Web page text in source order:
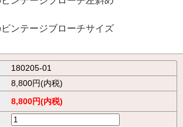
180205-01
8,800円(内税)
8,800円(内税)